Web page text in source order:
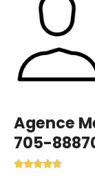
Agence
705-